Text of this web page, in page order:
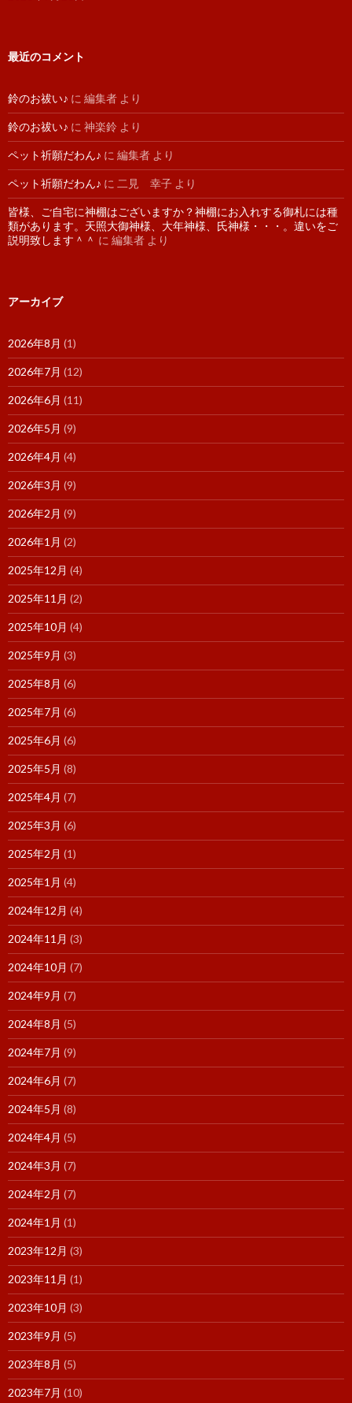
最近のコメント
鈴のお祓い♪ に 編集者 より
鈴のお祓い♪ に 神楽鈴 より
ペット祈願だわん♪ に 編集者 より
ペット祈願だわん♪ に 二見 幸子 より
皆様、ご自宅に神棚はございますか？神棚にお入れする御札には種
類があります。天照大御神様、大年神様、氏神様・・・。違いをご
説明致します＾＾ に 編集者 より
アーカイブ
2026年8月 (1)
2026年7月 (12)
2026年6月 (11)
2026年5月 (9)
2026年4月 (4)
2026年3月 (9)
2026年2月 (9)
2026年1月 (2)
2025年12月 (4)
2025年11月 (2)
2025年10月 (4)
2025年9月 (3)
2025年8月 (6)
2025年7月 (6)
2025年6月 (6)
2025年5月 (8)
2025年4月 (7)
2025年3月 (6)
2025年2月 (1)
2025年1月 (4)
2024年12月 (4)
2024年11月 (3)
2024年10月 (7)
2024年9月 (7)
2024年8月 (5)
2024年7月 (9)
2024年6月 (7)
2024年5月 (8)
2024年4月 (5)
2024年3月 (7)
2024年2月 (7)
2024年1月 (1)
2023年12月 (3)
2023年11月 (1)
2023年10月 (3)
2023年9月 (5)
2023年8月 (5)
2023年7月 (10)